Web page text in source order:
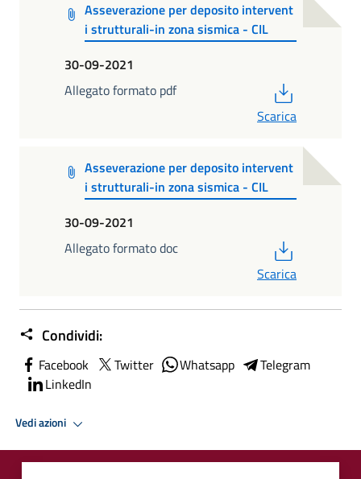
Asseverazione per deposito intervent
i strutturali-in zona sismica - CIL
30-09-2021
Allegato formato pdf
Scarica
Asseverazione per deposito intervent
i strutturali-in zona sismica - CIL
30-09-2021
Allegato formato doc
Scarica
Condividi:
Facebook Twitter Whatsapp
Telegram
LinkedIn
Vedi azioni